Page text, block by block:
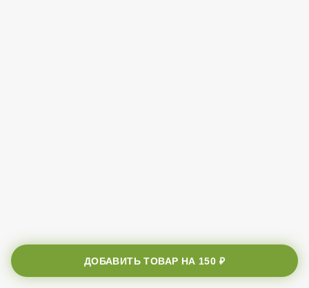
ДОБАВИТЬ ТОВАР НА 150 ₽